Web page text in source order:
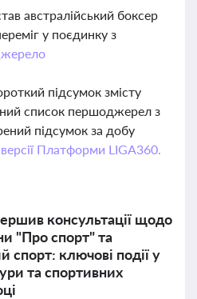
австралійський боксер
у поєдинку з
підсумок змісту
список першоджерел з
підсумок за добу
Платформи LIGA360.
консультації щодо
"Про спорт" та
спорт: ключові події у
та спортивних